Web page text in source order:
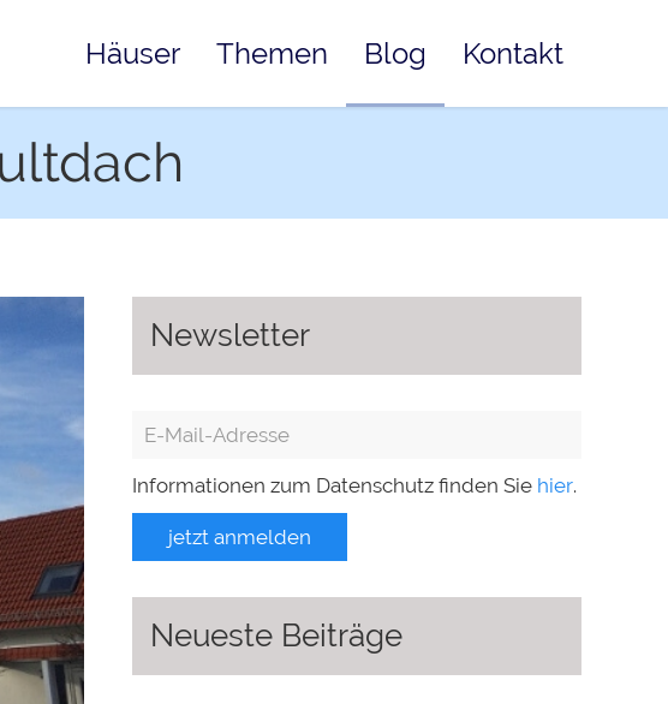
Häuser Themen Blog Kontakt
Newsletter
Informationen zum Datenschutz finden Sie hier.
jetzt anmelden
Neueste Beiträge